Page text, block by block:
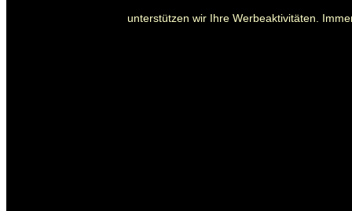
unterstützen wir Ihre Werbeaktivitäten.